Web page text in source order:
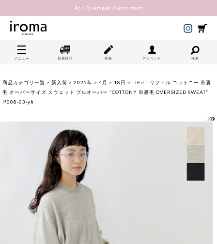
For Overseas Customers
メニュー 新着商品 特集 アカウント 検索
商品カテゴリ一覧 > 新入荷 > 2025年 > 4月 > 18日 > LIFiLL リフィル コットニー 吊裏
毛 オーバーサイズ スウェット プルオーバー “COTTONY 吊裏毛 OVERSIZED SWEAT”
lf008-03-yh